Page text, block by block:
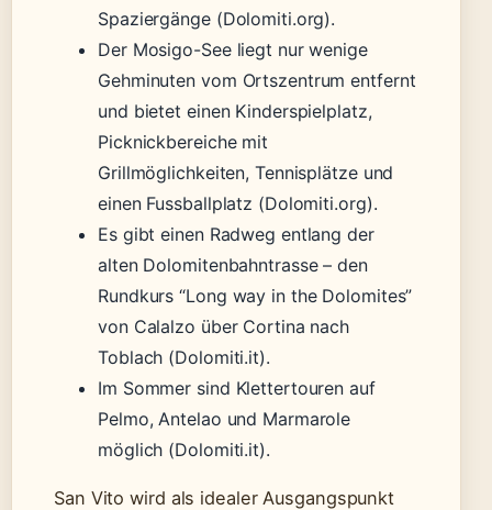
Spaziergänge (Dolomiti.org).
Der Mosigo-See liegt nur wenige
Gehminuten vom Ortszentrum entfernt
und bietet einen Kinderspielplatz,
Picknickbereiche mit
Grillmöglichkeiten, Tennisplätze und
einen Fussballplatz (Dolomiti.org).
Es gibt einen Radweg entlang der
alten Dolomitenbahntrasse – den
Rundkurs “Long way in the Dolomites”
von Calalzo über Cortina nach
Toblach (Dolomiti.it).
Im Sommer sind Klettertouren auf
Pelmo, Antelao und Marmarole
möglich (Dolomiti.it).
San Vito wird als idealer Ausgangspunkt